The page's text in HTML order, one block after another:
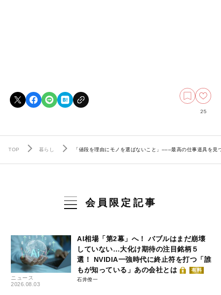
25
TOP 暮らし 「値段を理由にモノを選ばないこと」–––最高の仕事道具を
会員限定記事
ニュース
2026.08.03
AI相場「第2幕」へ！ バブルはまだ崩壊
していない…大化け期待の注目銘柄５
選！ NVIDIA一強時代に終止符を打つ「誰
もが知っている」あの会社とは
有料
石井僚一